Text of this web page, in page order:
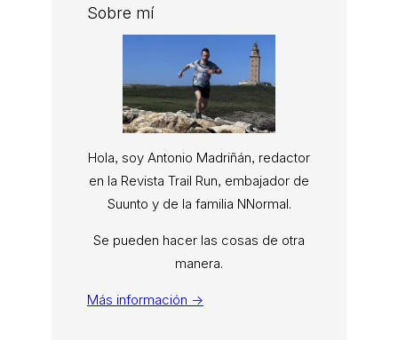
Sobre mí
Hola, soy Antonio Madriñán, redactor
en la Revista Trail Run, embajador de
Suunto y de la familia NNormal.
Se pueden hacer las cosas de otra
manera.
Más información →